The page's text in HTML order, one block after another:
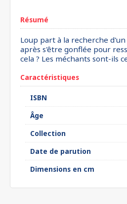
Résumé
Loup part à la recherche
après s'être gonflée pour
cela ? Les méchants sont-ils
Caractéristiques
ISBN
Âge
Collection
Date de parution
Dimensions en cm